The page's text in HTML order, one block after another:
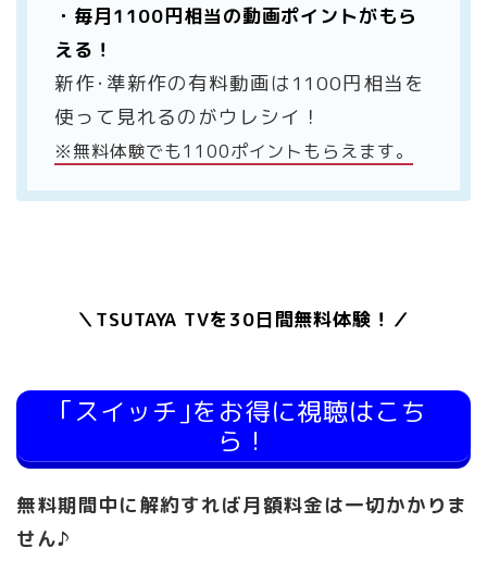
・毎月1100円相当の動画ポイントがもら
える！
新作･準新作の有料動画は1100円相当を
使って見れるのがウレシイ！
※無料体験でも1100ポイントもらえます。
＼TSUTAYA TVを30日間無料体験！／
｢スイッチ｣をお得に視聴はこち
ら！
無料期間中に解約すれば月額料金は一切かかりま
せん♪